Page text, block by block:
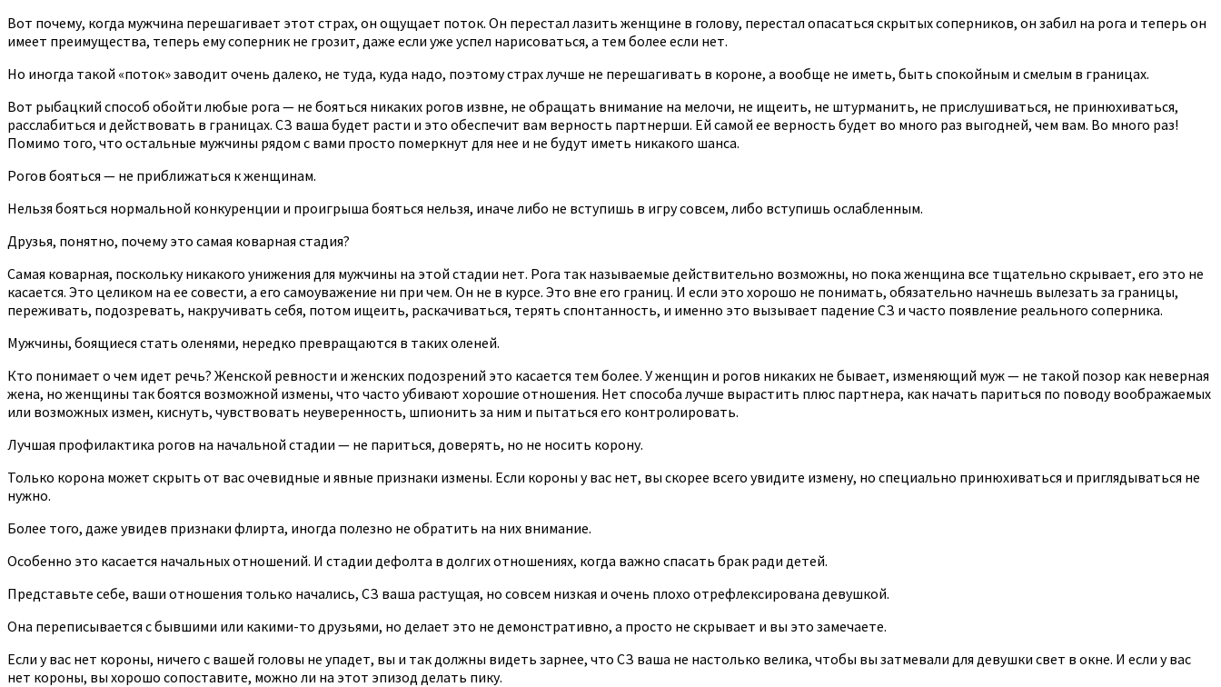
Вот почему, когда мужчина перешагивает этот страх, он ощущает поток. Он перестал лазить женщине в голову, перестал опасаться скрытых соперников, он забил на рога и теперь он
имеет преимущества, теперь ему соперник не грозит, даже если уже успел нарисоваться, а тем более если нет.
Но иногда такой «поток» заводит очень далеко, не туда, куда надо, поэтому страх лучше не перешагивать в короне, а вообще не иметь, быть спокойным и смелым в границах.
Вот рыбацкий способ обойти любые рога — не бояться никаких рогов извне, не обращать внимание на мелочи, не ищеить, не штурманить, не прислушиваться, не принюхиваться,
расслабиться и действовать в границах. СЗ ваша будет расти и это обеспечит вам верность партнерши. Ей самой ее верность будет во много раз выгодней, чем вам. Во много раз!
Помимо того, что остальные мужчины рядом с вами просто померкнут для нее и не будут иметь никакого шанса.
Рогов бояться — не приближаться к женщинам.
Нельзя бояться нормальной конкуренции и проигрыша бояться нельзя, иначе либо не вступишь в игру совсем, либо вступишь ослабленным.
Друзья, понятно, почему это самая коварная стадия?
Самая коварная, поскольку никакого унижения для мужчины на этой стадии нет. Рога так называемые действительно возможны, но пока женщина все тщательно скрывает, его это не
касается. Это целиком на ее совести, а его самоуважение ни при чем. Он не в курсе. Это вне его границ. И если это хорошо не понимать, обязательно начнешь вылезать за границы,
переживать, подозревать, накручивать себя, потом ищеить, раскачиваться, терять спонтанность, и именно это вызывает падение СЗ и часто появление реального соперника.
Мужчины, боящиеся стать оленями, нередко превращаются в таких оленей.
Кто понимает о чем идет речь? Женской ревности и женских подозрений это касается тем более. У женщин и рогов никаких не бывает, изменяющий муж — не такой позор как неверная
жена, но женщины так боятся возможной измены, что часто убивают хорошие отношения. Нет способа лучше вырастить плюс партнера, как начать париться по поводу воображаемых
или возможных измен, киснуть, чувствовать неуверенность, шпионить за ним и пытаться его контролировать.
Лучшая профилактика рогов на начальной стадии — не париться, доверять, но не носить корону.
Только корона может скрыть от вас очевидные и явные признаки измены. Если короны у вас нет, вы скорее всего увидите измену, но специально принюхиваться и приглядываться не
нужно.
Более того, даже увидев признаки флирта, иногда полезно не обратить на них внимание.
Особенно это касается начальных отношений. И стадии дефолта в долгих отношениях, когда важно спасать брак ради детей.
Представьте себе, ваши отношения только начались, СЗ ваша растущая, но совсем низкая и очень плохо отрефлексирована девушкой.
Она переписывается с бывшими или какими-то друзьями, но делает это не демонстративно, а просто не скрывает и вы это замечаете.
Если у вас нет короны, ничего с вашей головы не упадет, вы и так должны видеть зарнее, что СЗ ваша не настолько велика, чтобы вы затмевали для девушки свет в окне. И если у вас
нет короны, вы хорошо сопоставите, можно ли на этот эпизод делать пику.